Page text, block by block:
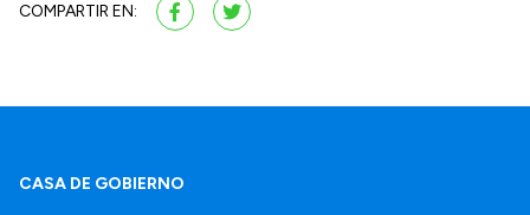
COMPARTIR EN:
CASA DE GOBIERNO